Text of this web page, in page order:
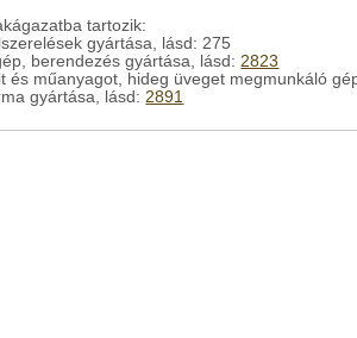
tartozik:
gyártása, lásd: 275
berendezés gyártása, lásd:2823
és műanyagot, hideg üveget megmunkáló
gyártása, lásd:2891